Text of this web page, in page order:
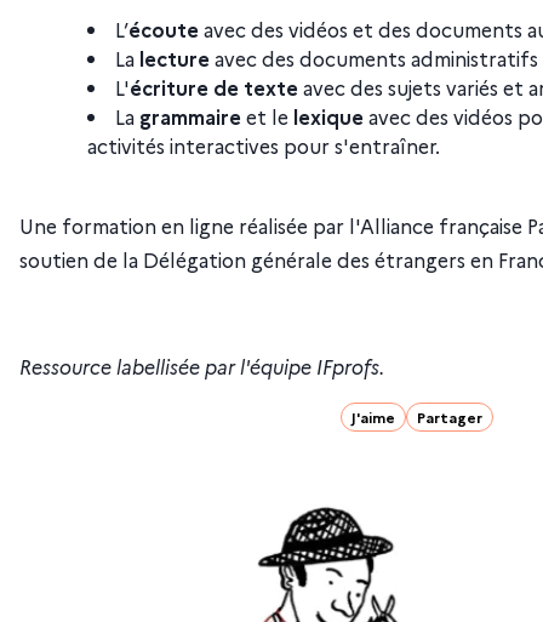
L’écoute avec des vidéos et des documents
La lecture avec des documents
L'écriture de texte avec des sujets variés et
La grammaire et le lexique avec des vidéos
activités interactives pour s'entraîner.
Une formation en ligne réalisée par l'Alliance française
soutien de la Délégation générale des étrangers en
Ressource labellisée par l'équipe IFprofs.
J'aime Partager